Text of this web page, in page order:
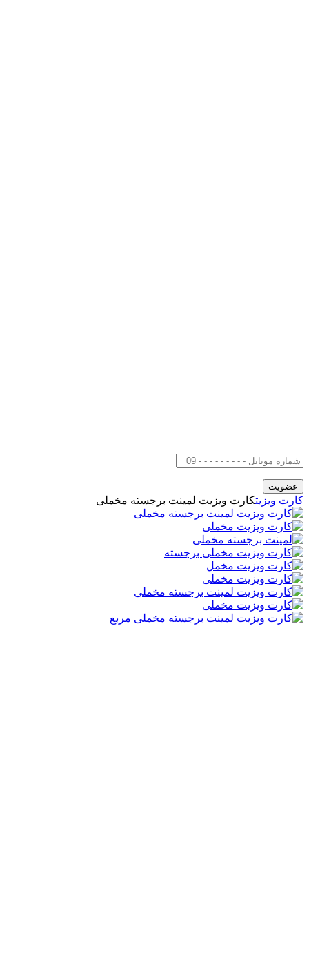
کارت ویزیتکارت ویزیت لمینت برجسته مخملی